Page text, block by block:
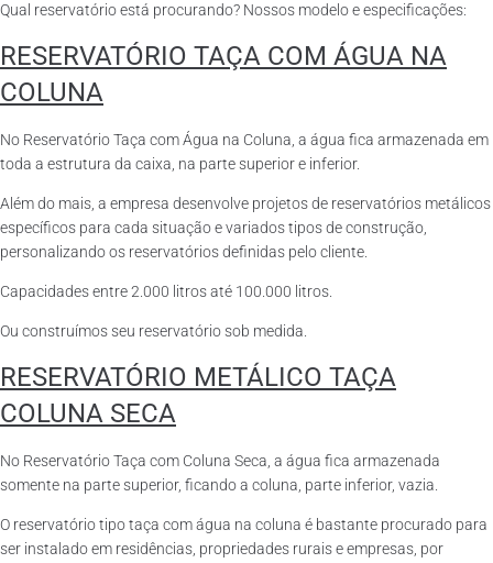
Qual reservatório está procurando? Nossos modelo e especificações:
RESERVATÓRIO TAÇA COM ÁGUA NA
COLUNA
No Reservatório Taça com Água na Coluna, a água fica armazenada em
toda a estrutura da caixa, na parte superior e inferior.
Além do mais, a empresa desenvolve projetos de reservatórios metálicos
específicos para cada situação e variados tipos de construção,
personalizando os reservatórios definidas pelo cliente.
Capacidades entre 2.000 litros até 100.000 litros.
Ou construímos seu reservatório sob medida.
RESERVATÓRIO METÁLICO TAÇA
COLUNA SECA
No Reservatório Taça com Coluna Seca, a água fica armazenada
somente na parte superior, ficando a coluna, parte inferior, vazia.
O reservatório tipo taça com água na coluna é bastante procurado para
ser instalado em residências, propriedades rurais e empresas, por